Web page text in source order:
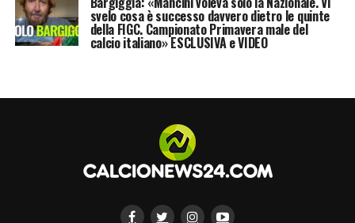
svelo cosa è successo davvero dietro le quinte
della FIGC. Campionato Primavera male del
calcio italiano» ESCLUSIVA e VIDEO